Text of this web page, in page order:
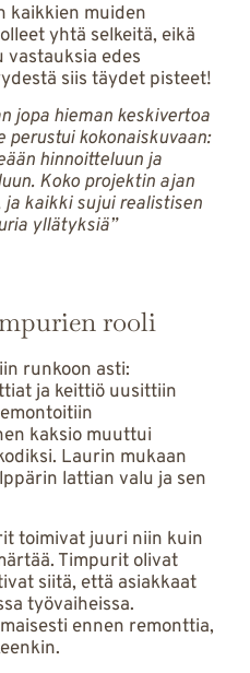
kaikkien muiden
yhtä selkeitä, eikä
edes
siis täydet pisteet!
jopa hieman keskivertoa
kokonaiskuvaan:
hinnoitteluun ja
Koko projektin ajan
kaikki sujui realistisen
yllätyksiä”
rooli
runkoon asti:
ja keittiö uusittiin
kaksio muuttui
Laurin mukaan
lattian valu ja sen
toimivat juuri niin kuin
Timpurit olivat
siitä, että asiakkaat
työvaiheissa.
ennen remonttia,